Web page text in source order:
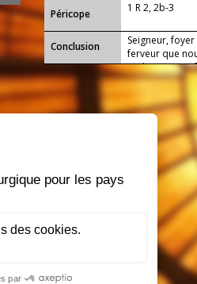
Péricope
1 R 2, 2b-3
Conclusion
Seigneur,
ferveur que
et d’aimer nos
notre